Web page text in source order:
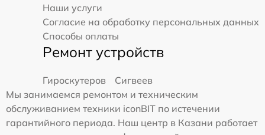
Наши услуги
Согласие на обработку персональных данных
Способы оплаты
Ремонт устройств
Гироскутеров
Сигвеев
Мы занимаемся ремонтом и техническим
обслуживанием техники iconBIT по истечении
гарантийного периода. Наш центр в Казани работает